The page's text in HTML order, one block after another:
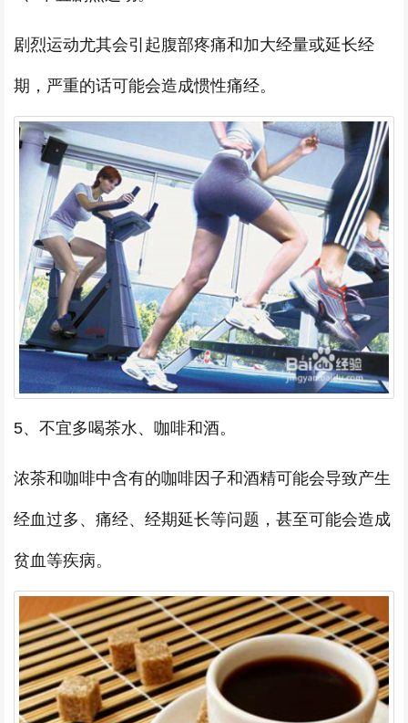
剧烈运动尤其会引起腹部疼痛和加大经量或延长经
期，严重的话可能会造成惯性痛经。
5、不宜多喝茶水、咖啡和酒。
浓茶和咖啡中含有的咖啡因子和酒精可能会导致产生
经血过多、痛经、经期延长等问题，甚至可能会造成
贫血等疾病。